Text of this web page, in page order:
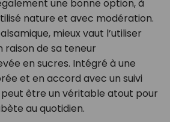
une bonne option, à
nature et avec modération.
mieux vaut l’utiliser
de sa teneur
en sucres. Intégré à une
et en accord avec un suivi
peut être un véritable atout pour
au quotidien.